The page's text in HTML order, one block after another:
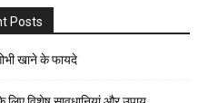
Posts
खाने के फायदे